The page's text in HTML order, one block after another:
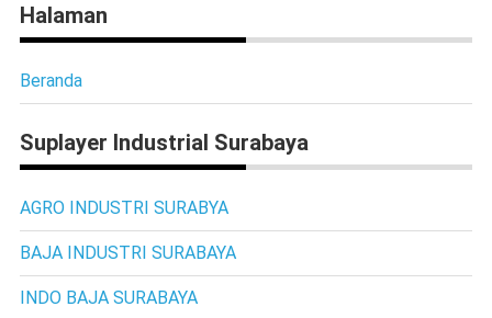
Halaman
Beranda
Suplayer Industrial Surabaya
AGRO INDUSTRI SURABYA
BAJA INDUSTRI SURABAYA
INDO BAJA SURABAYA